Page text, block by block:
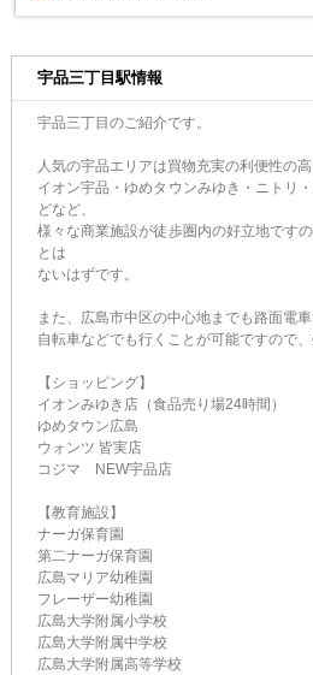
宇品三丁目駅情報
宇品三丁目のご紹介です。
人気の宇品エリアは買物充実の利便性の高
イオン宇品・ゆめタウンみゆき・ニトリ
どなど、
様々な商業施設が徒歩圏内の好立地です
とは
ないはずです。
また、広島市中区の中心地までも路面電車
自転車などでも行くことが可能ですので、
【ショッピング】
イオンみゆき店（食品売り場24時間）
ゆめタウン広島
ウォンツ 皆実店
コジマ NEW宇品店
【教育施設】
ナーガ保育園
第二ナーガ保育園
広島マリア幼稚園
フレーザー幼稚園
広島大学附属小学校
広島大学附属中学校
広島大学附属高等学校